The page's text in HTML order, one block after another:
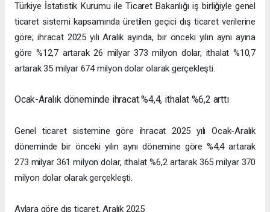
Türkiye İstatistik Kurumu ile Ticaret Bakanlığı iş birliğiyle genel
ticaret sistemi kapsamında üretilen geçici dış ticaret verilerine
göre; ihracat 2025 yılı Aralık ayında, bir önceki yılın aynı ayına
göre %12,7 artarak 26 milyar 373 milyon dolar, ithalat %10,7
artarak 35 milyar 674 milyon dolar olarak gerçekleşti.
Ocak-Aralık döneminde ihracat %4,4, ithalat %6,2 arttı
Genel ticaret sistemine göre ihracat 2025 yılı Ocak-Aralık
döneminde bir önceki yılın aynı dönemine göre %4,4 artarak
273 milyar 361 milyon dolar, ithalat %6,2 artarak 365 milyar 370
milyon dolar olarak gerçekleşti.
Aylara göre dış ticaret, Aralık 2025